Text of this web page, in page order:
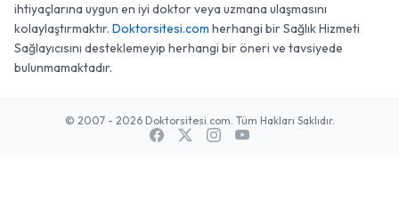
ihtiyaçlarına uygun en iyi doktor veya uzmana ulaşmasını
kolaylaştırmaktır. Doktorsitesi.com herhangi bir Sağlık Hizmeti
Sağlayıcısını desteklemeyip herhangi bir öneri ve tavsiyede
bulunmamaktadır.
© 2007 - 2026 Doktorsitesi.com. Tüm Hakları Saklıdır.